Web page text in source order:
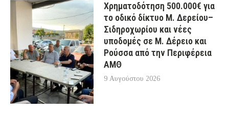
Χρηματοδότηση 500.000€ για
το οδικό δίκτυο Μ. Δερείου–
Σιδηροχωρίου και νέες
υποδομές σε Μ. Δέρειο και
Ρούσσα από την Περιφέρεια
ΑΜΘ
9 Αυγούστου 2026